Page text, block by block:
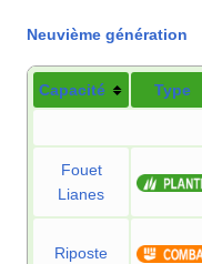
Neuvième génération
Capacité Type
Fouet
Lianes
Riposte